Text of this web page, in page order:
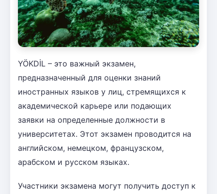
YÖKDİL – это важный экзамен,
предназначенный для оценки знаний
иностранных языков у лиц, стремящихся к
академической карьере или подающих
заявки на определенные должности в
университетах. Этот экзамен проводится на
английском, немецком, французском,
арабском и русском языках.
Участники экзамена могут получить доступ к